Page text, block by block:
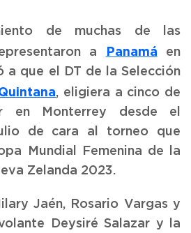
de muchas de las
a
Panamá en
a que el DT de la Selección
, eligiera a cinco de
en Monterrey desde el
de cara al torneo que
Mundial Femenina de la
Zelanda 2023.
Jaén, Rosario Vargas y
Deysiré Salazar y la